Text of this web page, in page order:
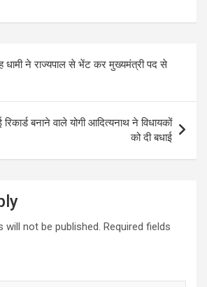
ar
e
धामी ने राज्यपाल से भेंट कर मुख्यमंत्री पद से
बनाने वाले योगी आदित्यनाथ ने विधायकों
को दी बधाई
will not be published. Required fields